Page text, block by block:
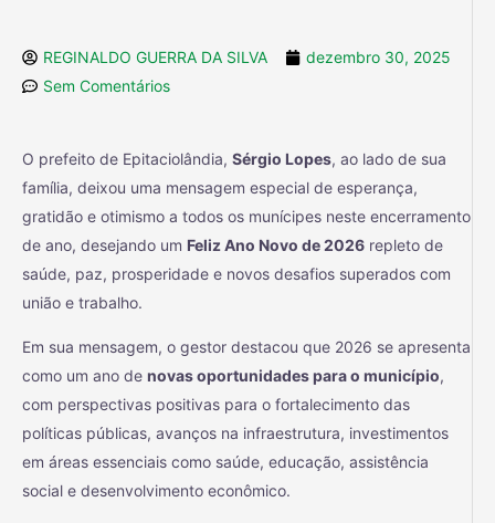
REGINALDO GUERRA DA SILVA
dezembro 30, 2025
Sem Comentários
O prefeito de Epitaciolândia, Sérgio Lopes, ao lado de sua
família, deixou uma mensagem especial de esperança,
gratidão e otimismo a todos os munícipes neste encerramento
de ano, desejando um Feliz Ano Novo de 2026 repleto de
saúde, paz, prosperidade e novos desafios superados com
união e trabalho.
Em sua mensagem, o gestor destacou que 2026 se apresenta
como um ano de novas oportunidades para o município,
com perspectivas positivas para o fortalecimento das
políticas públicas, avanços na infraestrutura, investimentos
em áreas essenciais como saúde, educação, assistência
social e desenvolvimento econômico.